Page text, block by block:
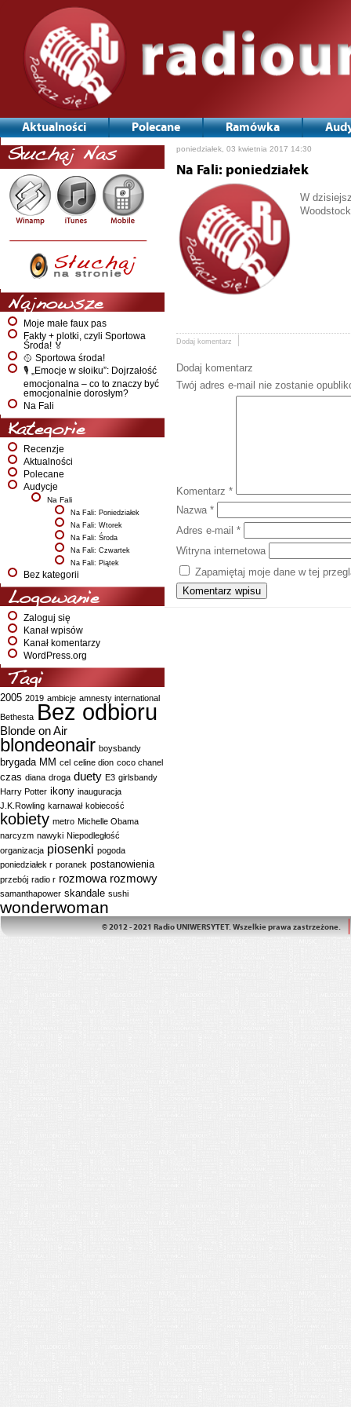
Aktualności Polecane Ramówka
Słuchaj Nas
Najnowsze
Moje małe faux pas
Fakty + plotki, czyli Sportowa
Środa! 🏅
🥎 Sportowa środa!
🎙️ „Emocje w słoiku”: Dojrzałość
emocjonalna – co to znaczy być
emocjonalnie dorosłym?
Na Fali
Kategorie
Recenzje
Aktualności
Polecane
Audycje
Na Fali
Na Fali: Poniedziałek
Na Fali: Wtorek
Na Fali: Środa
Na Fali: Czwartek
Na Fali: Piątek
Bez kategorii
Logowanie
Zaloguj się
Kanał wpisów
Kanał komentarzy
WordPress.org
Tagi
2005 2019 ambicje amnesty international
Bethesta Bez odbioru
Blonde on Air
blondeonair boysbandy
brygada MM cel celine dion coco chanel
czas diana droga duety E3 girlsbandy
Harry Potter ikony inauguracja
J.K.Rowling karnawał kobiecość
kobiety metro Michelle Obama
narcyzm nawyki Niepodległość
organizacja piosenki pogoda
poniedziałek r poranek postanowienia
przebój radio r rozmowa rozmowy
samanthapower skandale sushi
wonderwoman
poniedziałek, 03 kwietnia 2017 14:30
Na Fali: poniedziałek
W
Dodaj komentarz
Dodaj komentarz
Twój adres e-mail nie zostanie
Komentarz *
Nazwa *
Adres e-mail *
Witryna internetowa
Zapamiętaj moje dane w tej
© 2012 - 2021 Radio UNIWERSYTET. Wszelkie prawa zastrzeżone.